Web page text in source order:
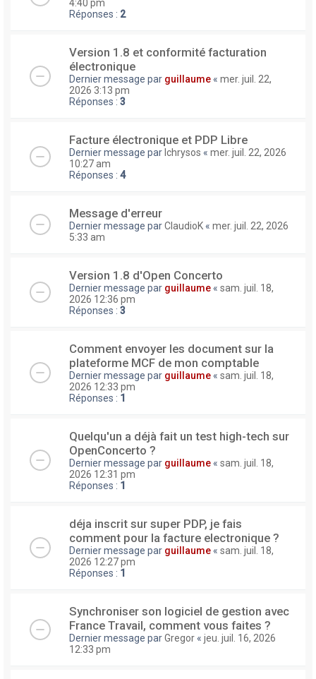
4:40 pm
Réponses : 2
Version 1.8 et conformité facturation
électronique
Dernier message par guillaume « mer. juil. 22,
2026 3:13 pm
Réponses : 3
Facture électronique et PDP Libre
Dernier message par lchrysos « mer. juil. 22, 2026
10:27 am
Réponses : 4
Message d'erreur
Dernier message parClaudioK « mer. juil. 22, 2026
5:33 am
Version 1.8 d'Open Concerto
Dernier message par guillaume « sam. juil. 18,
2026 12:36 pm
Réponses : 3
Comment envoyer les document sur la
plateforme MCF de mon comptable
Dernier message par guillaume « sam. juil. 18,
2026 12:33 pm
Réponses : 1
Quelqu'un a déjà fait un test high-tech sur
OpenConcerto ?
Dernier message par guillaume « sam. juil. 18,
2026 12:31 pm
Réponses : 1
déja inscrit sur super PDP, je fais
comment pour la facture electronique ?
Dernier message par guillaume « sam. juil. 18,
2026 12:27 pm
Réponses : 1
Synchroniser son logiciel de gestion avec
France Travail, comment vous faites ?
Dernier message parGregor « jeu. juil. 16, 2026
12:33 pm